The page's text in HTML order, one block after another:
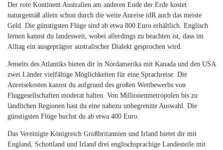
Der rote Kontinent Australien am anderen Ende der Erde kostet
naturgemäß allein schon durch die weite Anreise idR auch das meiste
Geld. Die günstigsten Flüge sind ab etwa 800 Euro erhältlich. Englisch
lernen kannst du landesweit, wobei allerdings zu beachten ist, dass im
Alltag ein ausgeprägter australischer Dialekt gesprochen wird.
Jenseits des Atlantiks bieten dir in Nordamerika mit Kanada und den USA
zwei Länder vielfältige Möglichkeiten für eine Sprachreise. Die
Anreisekosten kannst du aufgrund des großen Wettbewerbs von
Fluggesellschaften moderat halten. Von Millionenmetropolen bis zu
ländlichen Regionen hast du eine nahezu unbegrenzte Auswahl. Die
günstigsten Flüge buchst du ab etwa 400 Euro.
Das Vereinigte Königreich Großbritannien und Irland bietet dir mit
England, Schottland und Irland drei englischsprachige Landesteile mit